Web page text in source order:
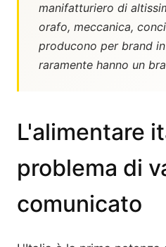
manifatturiero di
orafo, meccanica,
producono per brand
raramente hanno un
L'alimentare
problema di
comunicato